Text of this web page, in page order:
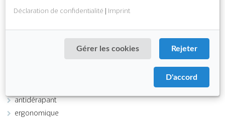
Download PDF
antidérapant
ergonomique
guteRutschhemmung / R10 (DIN EN 16165)
gute Drainage und Lüftung / V10 (DIN 51130)
Déclaration de confidentialité | Imprint
Gérer les cookies Rejeter
D'accord